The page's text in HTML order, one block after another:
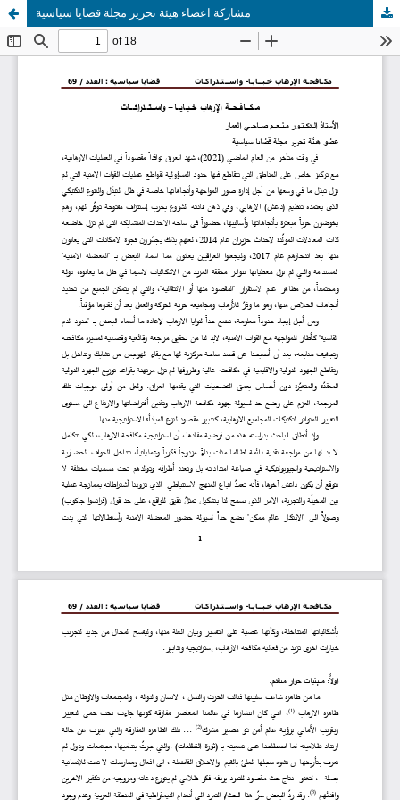
مشاركة اعضاء هيئة تحرير مجلة قضايا سياسية